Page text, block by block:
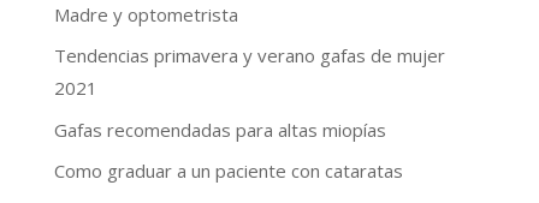
Madre y optometrista
Tendencias primavera y verano gafas de mujer
2021
Gafas recomendadas para altas miopías
Como graduar a un paciente con cataratas